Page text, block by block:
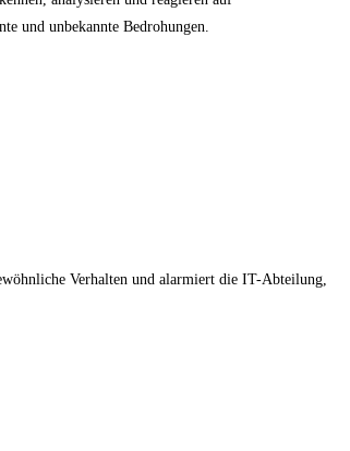
und unbekannte Bedrohungen.
Verhalten und alarmiert die IT-Abteilung,